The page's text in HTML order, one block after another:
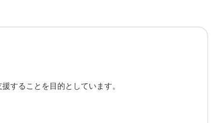
することを目的としています。